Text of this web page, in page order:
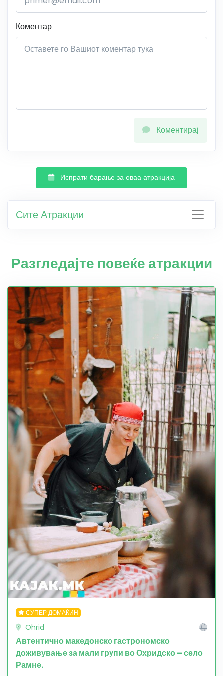
Коментар
Коментирај
Испрати барање за оваа атракција
Сите Атракции
Разгледајте повеќе атракции
СУПЕР ДОМАЌИН
Ohrid
Автентично македонско гастрономско
доживување за мали групи во Охридско – село
Рамне.